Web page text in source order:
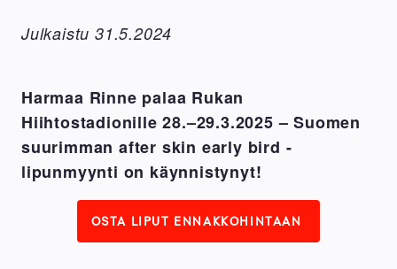
Julkaistu 31.5.2024
Harmaa Rinne palaa Rukan
Hiihtostadionille 28.–29.3.2025 – Suomen
suurimman after skin early bird -
lipunmyynti on käynnistynyt!
OSTA LIPUT ENNAKKOHINTAAN